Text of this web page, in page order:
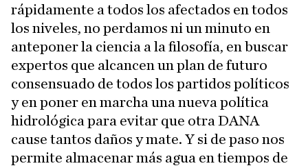
rápidamente a todos los afectados en todos
los niveles, no perdamos ni un minuto en
anteponer la ciencia a la filosofía, en buscar
expertos que alcancen un plan de futuro
consensuado de todos los partidos políticos
y en poner en marcha una nueva política
hidrológica para evitar que otra DANA
cause tantos daños y mate. Y si de paso nos
permite almacenar más agua en tiempos de